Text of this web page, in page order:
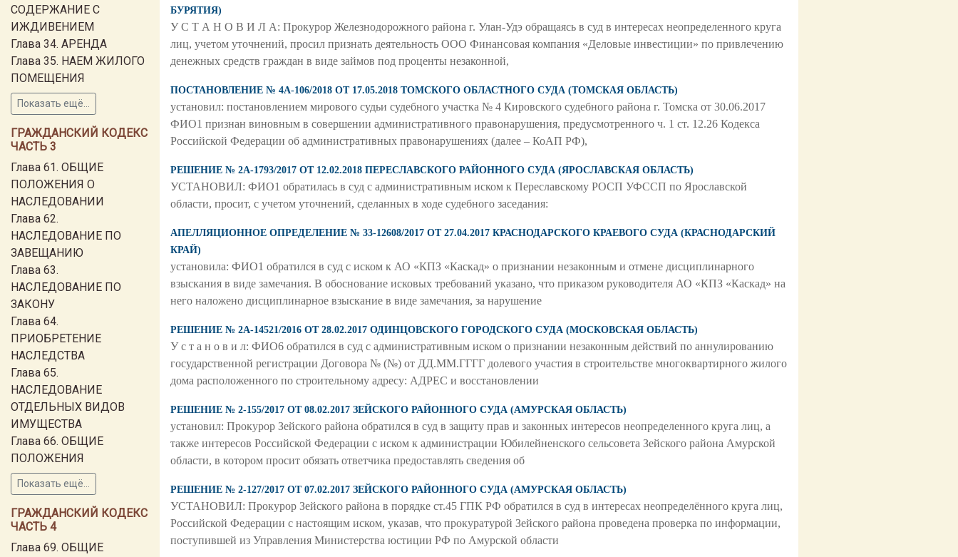
СОДЕРЖАНИЕ С
ИЖДИВЕНИЕМ
Глава 34. АРЕНДА
Глава 35. НАЕМ ЖИЛОГО
ПОМЕЩЕНИЯ
Показать ещё...
ГРАЖДАНСКИЙ КОДЕКС
ЧАСТЬ 3
Глава 61. ОБЩИЕ
ПОЛОЖЕНИЯ О
НАСЛЕДОВАНИИ
Глава 62.
НАСЛЕДОВАНИЕ ПО
ЗАВЕЩАНИЮ
Глава 63.
НАСЛЕДОВАНИЕ ПО
ЗАКОНУ
Глава 64.
ПРИОБРЕТЕНИЕ
НАСЛЕДСТВА
Глава 65.
НАСЛЕДОВАНИЕ
ОТДЕЛЬНЫХ ВИДОВ
ИМУЩЕСТВА
Глава 66. ОБЩИЕ
ПОЛОЖЕНИЯ
Показать ещё...
ГРАЖДАНСКИЙ КОДЕКС
ЧАСТЬ 4
Глава 69. ОБЩИЕ
БУРЯТИЯ)
У С Т А Н О В И Л А: Прокурор Железнодорожного района г. Улан-Удэ обращаясь в суд в интересах неопределенного круга
лиц, учетом уточнений, просил признать деятельность ООО Финансовая компания «Деловые инвестиции» по привлечению
денежных средств граждан в виде займов под проценты незаконной,
ПОСТАНОВЛЕНИЕ № 4А-106/2018 ОТ 17.05.2018 ТОМСКОГО ОБЛАСТНОГО СУДА (ТОМСКАЯ ОБЛАСТЬ)
установил: постановлением мирового судьи судебного участка № 4 Кировского судебного района г. Томска от 30.06.2017
ФИО1 признан виновным в совершении административного правонарушения, предусмотренного ч. 1 ст. 12.26 Кодекса
Российской Федерации об административных правонарушениях (далее – КоАП РФ),
РЕШЕНИЕ № 2А-1793/2017 ОТ 12.02.2018 ПЕРЕСЛАВСКОГО РАЙОННОГО СУДА (ЯРОСЛАВСКАЯ ОБЛАСТЬ)
УСТАНОВИЛ: ФИО1 обратилась в суд с административным иском к Переславскому РОСП УФССП по Ярославской
области, просит, с учетом уточнений, сделанных в ходе судебного заседания:
АПЕЛЛЯЦИОННОЕ ОПРЕДЕЛЕНИЕ № 33-12608/2017 ОТ 27.04.2017 КРАСНОДАРСКОГО КРАЕВОГО СУДА (КРАСНОДАРСКИЙ
КРАЙ)
установила: ФИО1 обратился в суд с иском к АО «КПЗ «Каскад» о признании незаконным и отмене дисциплинарного
взыскания в виде замечания. В обоснование исковых требований указано, что приказом руководителя АО «КПЗ «Каскад» на
него наложено дисциплинарное взыскание в виде замечания, за нарушение
РЕШЕНИЕ № 2А-14521/2016 ОТ 28.02.2017 ОДИНЦОВСКОГО ГОРОДСКОГО СУДА (МОСКОВСКАЯ ОБЛАСТЬ)
У с т а н о в и л: ФИО6 обратился в суд с административным иском о признании незаконным действий по аннулированию
государственной регистрации Договора № (№) от ДД.ММ.ГГГГ долевого участия в строительстве многоквартирного жилого
дома расположенного по строительному адресу: АДРЕС и восстановлении
РЕШЕНИЕ № 2-155/2017 ОТ 08.02.2017 ЗЕЙСКОГО РАЙОННОГО СУДА (АМУРСКАЯ ОБЛАСТЬ)
установил: Прокурор Зейского района обратился в суд в защиту прав и законных интересов неопределенного круга лиц, а
также интересов Российской Федерации с иском к администрации Юбилейненского сельсовета Зейского района Амурской
области, в котором просит обязать ответчика предоставлять сведения об
РЕШЕНИЕ № 2-127/2017 ОТ 07.02.2017 ЗЕЙСКОГО РАЙОННОГО СУДА (АМУРСКАЯ ОБЛАСТЬ)
УСТАНОВИЛ: Прокурор Зейского района в порядке ст.45 ГПК РФ обратился в суд в интересах неопределённого круга лиц,
Российской Федерации с настоящим иском, указав, что прокуратурой Зейского района проведена проверка по информации,
поступившей из Управления Министерства юстиции РФ по Амурской области